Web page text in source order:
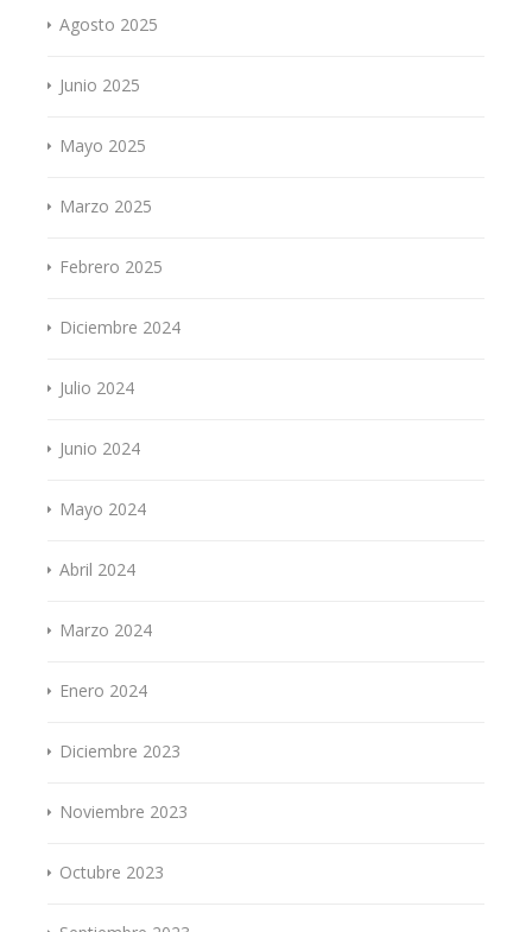
Agosto 2025
Junio 2025
Mayo 2025
Marzo 2025
Febrero 2025
Diciembre 2024
Julio 2024
Junio 2024
Mayo 2024
Abril 2024
Marzo 2024
Enero 2024
Diciembre 2023
Noviembre 2023
Octubre 2023